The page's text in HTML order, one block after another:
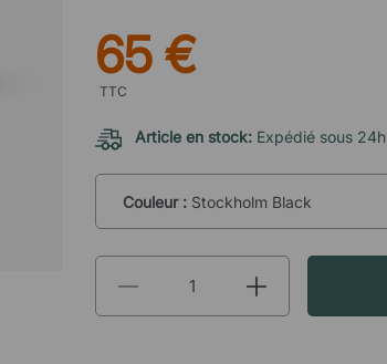
65 €
TTC
Article en stock: Expédié sous 24h
Couleur : Stockholm Black